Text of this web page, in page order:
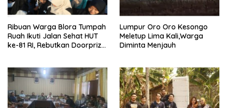
Ribuan Warga Blora Tumpah
Ruah Ikuti Jalan Sehat HUT
ke-81 RI, Rebutkan Doorprize
Lumpur Oro Oro Kesongo
Meletup Lima Kali,Warga
Diminta Menjauh